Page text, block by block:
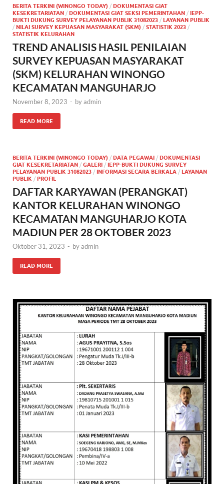
BERITA TERKINI (WINONGO TODAY) / DOKUMENTASI GIAT
KESEKRETARIATAN / DOKUMENTASI GIAT SEKSI PEMERINTAHAN / IEPP-
BUKTI DUKUNG SURVEY PELAYANAN PUBLIK 31082023 / LAYANAN PUBLIK
/ NILAI SURVEY KEPUASAN MASYARAKAT (SKM) / STATISTIK 2023 /
STATISTIK KELURAHAN
TREND ANALISIS HASIL PENILAIAN
SURVEY KEPUASAN MASYARAKAT
(SKM) KELURAHAN WINONGO
KECAMATAN MANGUHARJO
November 8, 2023 - byadmin
READ MORE
BERITA TERKINI (WINONGO TODAY) / DATA PEGAWAI / DOKUMENTASI
GIAT KESEKRETARIATAN / GALERI / IEPP-BUKTI DUKUNG SURVEY
PELAYANAN PUBLIK 31082023 / INFORMASI SECARA BERKALA / LAYANAN
PUBLIK / PROFIL
DAFTAR KARYAWAN (PERANGKAT)
KANTOR KELURAHAN WINONGO
KECAMATAN MANGUHARJO KOTA
MADIUN PER 28 OKTOBER 2023
Oktober 31, 2023 - byadmin
READ MORE